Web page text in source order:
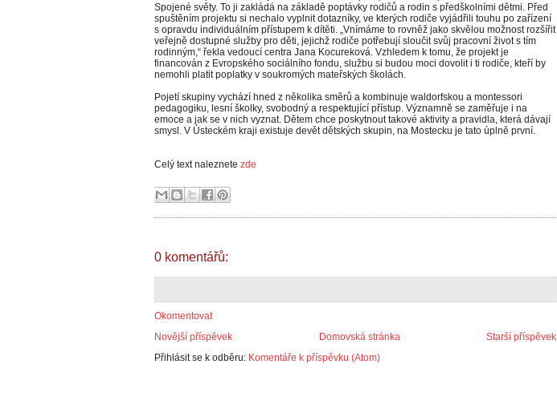
Spojené světy. To ji zakládá na základě poptávky rodičů a rodin s předškolními dětmi. Před
spuštěním projektu si nechalo vyplnit dotazníky, ve kterých rodiče vyjádřili touhu po zařízení
s opravdu individuálním přístupem k dítěti. „Vnímáme to rovněž jako skvělou možnost rozšířit
veřejně dostupné služby pro děti, jejichž rodiče potřebují sloučit svůj pracovní život s tím
rodinným,“ řekla vedoucí centra Jana Kocureková. Vzhledem k tomu, že projekt je
financován z Evropského sociálního fondu, službu si budou moci dovolit i ti rodiče, kteří by
nemohli platit poplatky v soukromých mateřských školách.
Pojetí skupiny vychází hned z několika směrů a kombinuje waldorfskou a montessori
pedagogiku, lesní školky, svobodný a respektující přístup. Významně se zaměřuje i na
emoce a jak se v nich vyznat. Dětem chce poskytnout takové aktivity a pravidla, která dávají
smysl. V Ústeckém kraji existuje devět dětských skupin, na Mostecku je tato úplně první.
Celý text naleznete zde
0 komentářů:
Okomentovat
Novější příspěvek
Starší příspěvek
Domovská stránka
Přihlásit se k odběru: Komentáře k příspěvku (Atom)